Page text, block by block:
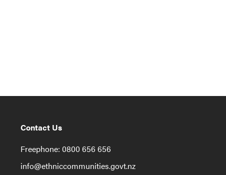
Contact Us
Freephone: 0800 656 656
info@ethniccommunities.govt.nz